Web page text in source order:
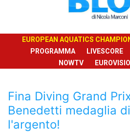
EUROPEAN AQUATICS
PROGRAMMA
LIVESCORE
NOWTV
Fina Diving Grand
Benedetti medaglia
l'argento!